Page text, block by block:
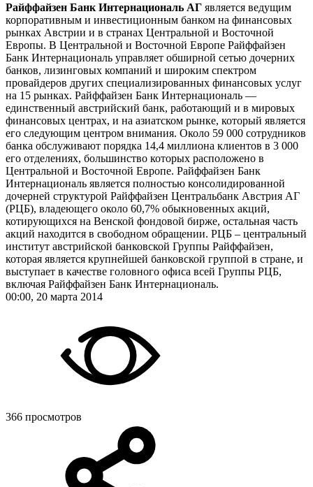
Райффайзен Банк Интернациональ АГ является ведущим
корпоративным и инвестиционным банком на финансовых
рынках Австрии и в странах Центральной и Восточной
Европы. В Центральной и Восточной Европе Райффайзен
Банк Интернациональ управляет обширной сетью дочерних
банков, лизинговых компаний и широким спектром
провайдеров других специализированных финансовых услуг
на 15 рынках. Райффайзен Банк Интернациональ —
единственный австрийский банк, работающий и в мировых
финансовых центрах, и на азиатском рынке, который является
его следующим центром внимания. Около 59 000 сотрудников
банка обслуживают порядка 14,4 миллиона клиентов в 3 000
его отделениях, большинство которых расположено в
Центральной и Восточной Европе. Райффайзен Банк
Интернациональ является полностью консолидированной
дочерней структурой Райффайзен Центральбанк Австрия АГ
(РЦБ), владеющего около 60,7% обыкновенных акций,
котирующихся на Венской фондовой бирже, остальная часть
акций находится в свободном обращении. РЦБ – центральный
институт австрийской банковской Группы Райффайзен,
которая является крупнейшей банковской группой в стране, и
выступает в качестве головного офиса всей Группы РЦБ,
включая Райффайзен Банк Интернациональ.
00:00, 20 марта 2014
366 просмотров